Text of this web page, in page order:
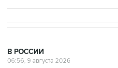
В РОССИИ
06:56, 9 августа 2026